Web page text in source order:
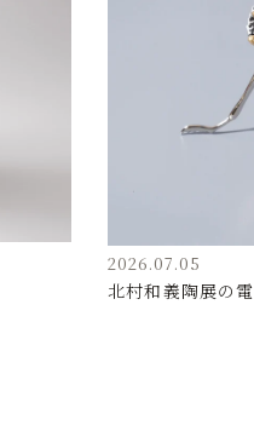
2026.07.05
北村和義陶展の